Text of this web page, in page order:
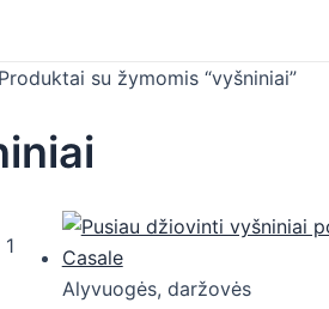
su žymomis “vyšniniai”
Alyvuogės, daržovės